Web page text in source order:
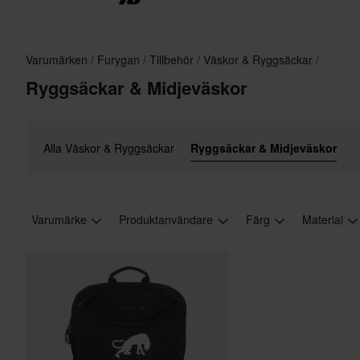
Varumärken Furygan Tillbehör Väskor & Ryggsäckar
Ryggsäckar & Midjeväskor
Alla Väskor & Ryggsäckar Ryggsäckar & Midjeväskor
Varumärke Produktanvändare Färg Material